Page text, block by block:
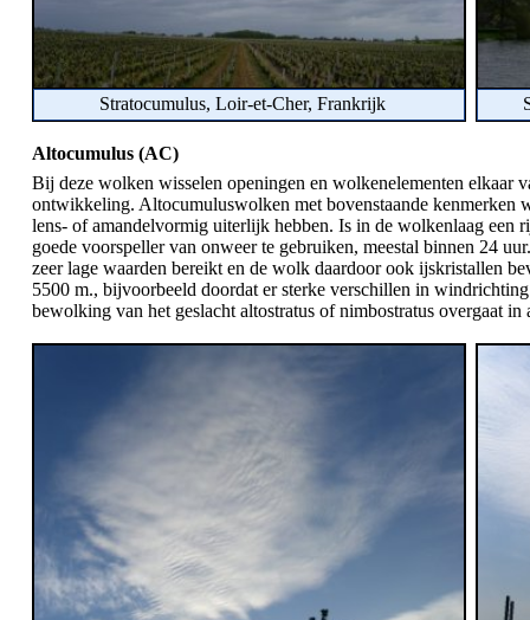
Stratocumulus, Loir-et-Cher, Frankrijk
Altocumulus (AC)
Bij deze wolken wisselen openingen en wolkenelementen elkaar
ontwikkeling. Altocumuluswolken met bovenstaande kenmerken
lens- of amandelvormig uiterlijk hebben. Is in de wolkenlaag een
goede voorspeller van onweer te gebruiken, meestal binnen 24
zeer lage waarden bereikt en de wolk daardoor ook ijskristallen
5500 m., bijvoorbeeld doordat er sterke verschillen in
bewolking van het geslacht altostratus of nimbostratus overgaat